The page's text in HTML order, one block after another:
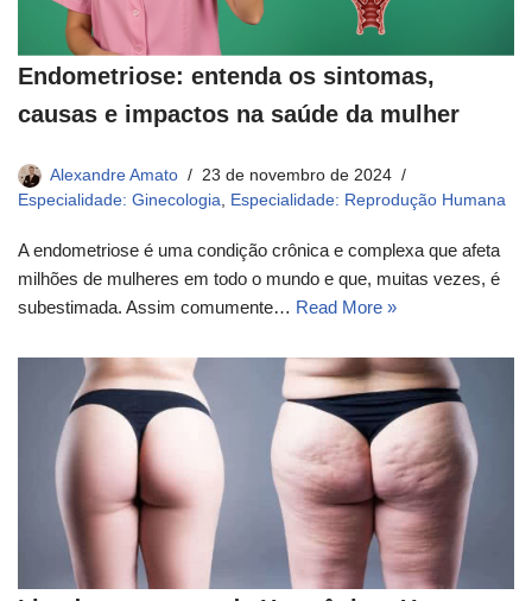
Endometriose: entenda os sintomas,
causas e impactos na saúde da mulher
Alexandre Amato
23 de novembro de 2024
Especialidade: Ginecologia
Especialidade: Reprodução Humana
A endometriose é uma condição crônica e complexa que afeta
milhões de mulheres em todo o mundo e que, muitas vezes, é
subestimada. Assim comumente… Read More »